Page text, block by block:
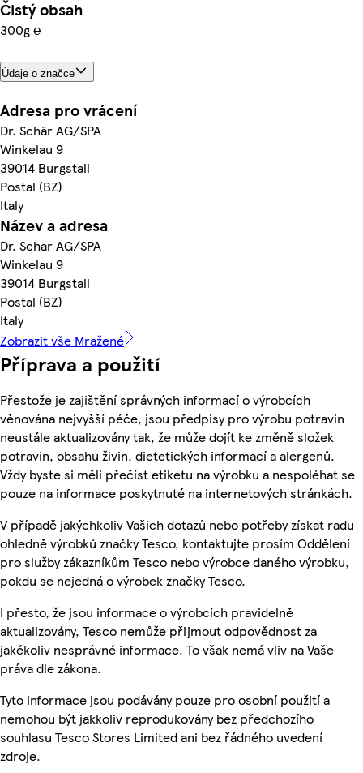
Čistý obsah
300g ℮
Údaje o značce
Adresa pro vrácení
Dr. Schär AG/SPA
Winkelau 9
39014 Burgstall
Postal (BZ)
Italy
Název a adresa
Dr. Schär AG/SPA
Winkelau 9
39014 Burgstall
Postal (BZ)
Italy
Zobrazit vše Mražené
Příprava a použití
Přestože je zajištění správných informací o výrobcích
věnována nejvyšší péče, jsou předpisy pro výrobu potravin
neustále aktualizovány tak, že může dojít ke změně složek
potravin, obsahu živin, dietetických informací a alergenů.
Vždy byste si měli přečíst etiketu na výrobku a nespoléhat se
pouze na informace poskytnuté na internetových stránkách.
V případě jakýchkoliv Vašich dotazů nebo potřeby získat radu
ohledně výrobků značky Tesco, kontaktujte prosím Oddělení
pro služby zákazníkům Tesco nebo výrobce daného výrobku,
pokdu se nejedná o výrobek značky Tesco.
I přesto, že jsou informace o výrobcích pravidelně
aktualizovány, Tesco nemůže přijmout odpovědnost za
jakékoliv nesprávné informace. To však nemá vliv na Vaše
práva dle zákona.
Tyto informace jsou podávány pouze pro osobní použití a
nemohou být jakkoliv reprodukovány bez předchozího
souhlasu Tesco Stores Limited ani bez řádného uvedení
zdroje.